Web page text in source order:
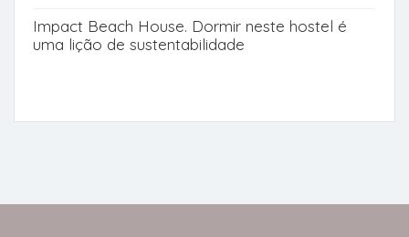
Impact Beach House. Dormir neste hostel é
uma lição de sustentabilidade